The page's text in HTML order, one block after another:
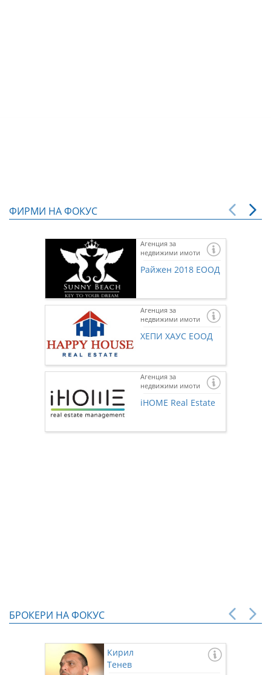
ФИРМИ НА ФОКУС
Агенция за
недвижими имоти
Райжен 2018 ЕООД
Агенция за
недвижими имоти
ХЕПИ ХАУС ЕООД
Агенция за
недвижими имоти
iHOME Real Estate
БРОКЕРИ НА ФОКУС
Кирил
Тенев